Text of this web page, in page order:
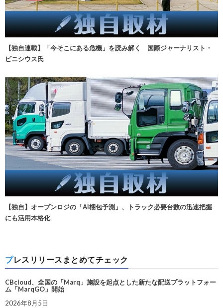
【独自連載】「今そこにある危機」を読み解く 国際ジャーナリスト・
ビニシウス氏
【独自】オープンロジの「AI梱包予測」、トラック必要台数の迅速把握
にも活用本格化
プレスリリースまとめてチェック
CBcloud、全国の「Marq」施設を起点とした新たな配送プラットフォー
ム「MarqGO」開始
2026年8月5日